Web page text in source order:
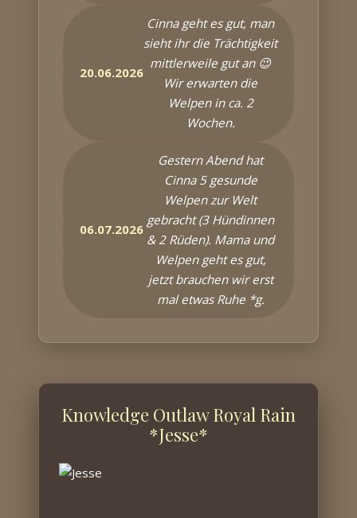
20.06.2026
Cinna geht es gut, man
sieht ihr die Trächtigkeit
mittlerweile gut an 😉
Wir erwarten die
Welpen in ca. 2
Wochen.
06.07.2026
Gestern Abend hat
Cinna 5 gesunde
Welpen zur Welt
gebracht (3 Hündinnen
& 2 Rüden). Mama und
Welpen geht es gut,
jetzt brauchen wir erst
mal etwas Ruhe *g.
Knowledge Outlaw Royal Rain
*Jesse*